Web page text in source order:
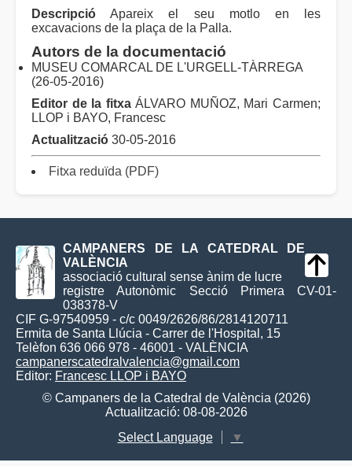
Descripció Apareix el seu motlo en les
excavacions de la plaça de la Palla.
Autors de la documentació
MUSEU COMARCAL DE L'URGELL-TÀRREGA
(26-05-2016)
Editor de la fitxaÁLVARO MUÑOZ, Mari Carmen;
LLOP i BAYO, Francesc
Actualització 30-05-2016
Fitxa reduïda (PDF)
CAMPANERS DE LA CATEDRAL DE
VALÈNCIA
associació cultural sense ànim de lucre
registre Autonòmic Secció Primera CV-01-
038378-V
CIF G-97540959 - c/c 0049/2626/86/2814120711
Ermita de Santa Llúcia - Carrer de l'Hospital, 15
Telèfon 636 066 978 - 46001 - VALÈNCIA
campanerscatedralvalencia@gmail.com
Editor: Francesc LLOP i BAYO
© Campaners de la Catedral de València (2026)
Actualització: 08-08-2026
Select Language
▼